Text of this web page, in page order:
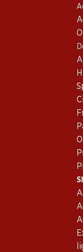
Shop des
Bio Domaine des
Bio
Corbières